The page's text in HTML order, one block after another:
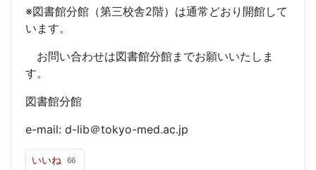
※図書館分館（第三校舎2階）は通常どおり開館して
います。
お問い合わせは図書館分館までお願いいたしま
す。
図書館分館
e-mail: d-lib＠tokyo-med.ac.jp
いいね 66